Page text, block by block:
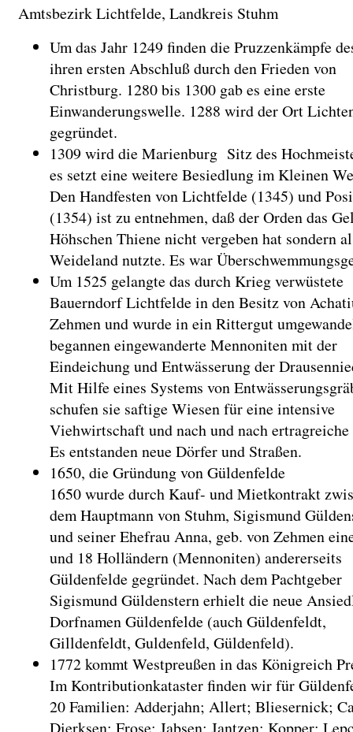
Amtsbezirk Lichtfelde, Landkreis Stuhm
Um das Jahr 1249 finden die Pruzzenkämpfe
ihren ersten Abschluß durch den Frieden von
Christburg. 1280 bis 1300 gab es eine erste
Einwanderungswelle. 1288 wird der Ort
gegründet.
1309 wird die Marienburg Sitz des
es setzt eine weitere Besiedlung im Kleinen
Den Handfesten von Lichtfelde (1345) und
(1354) ist zu entnehmen, daß der Orden das
Höhschen Thiene nicht vergeben hat sondern
Weideland nutzte. Es war
Um 1525 gelangte das durch Krieg verwüstete
Bauerndorf Lichtfelde in den Besitz von
Zehmen und wurde in ein Rittergut
begannen eingewanderte Mennoniten mit der
Eindeichung und Entwässerung der
Mit Hilfe eines Systems von
schufen sie saftige Wiesen für eine intensive
Viehwirtschaft und nach und nach
Es entstanden neue Dörfer und Straßen.
1650, die Gründung von Güldenfelde
1650 wurde durch Kauf- und Mietkontrakt
dem Hauptmann von Stuhm, Sigismund
und seiner Ehefrau Anna, geb. von Zehmen
und 18 Holländern (Mennoniten) andererseits
Güldenfelde gegründet. Nach dem Pachtgeber
Sigismund Güldenstern erhielt die neue
Dorfnamen Güldenfelde (auch Güldenfeldt,
Gilldenfeldt, Guldenfeld, Güldenfeld).
1772 kommt Westpreußen in das Königreich
Im Kontributionkataster finden wir für
20 Familien: Adderjahn; Allert; Bliesernick;
Dierksen; Frose; Jabsen; Jantzen; Kopper;